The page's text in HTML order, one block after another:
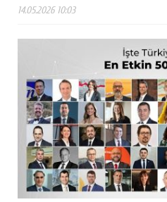
14.05.2026 10:03